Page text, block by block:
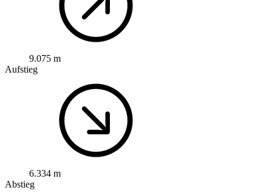
9.075 m
Aufstieg
6.334 m
Abstieg